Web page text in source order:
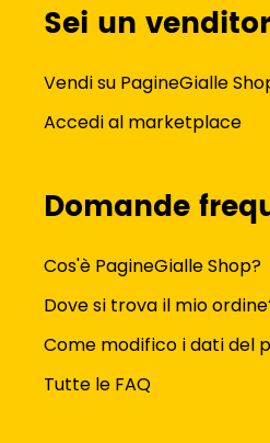
Sei un
Vendi su PagineGialle
Accedi al marketplace
Domande
Cos'è PagineGialle Shop?
Dove si trova il mio
Come modifico i dati del
Tutte le FAQ